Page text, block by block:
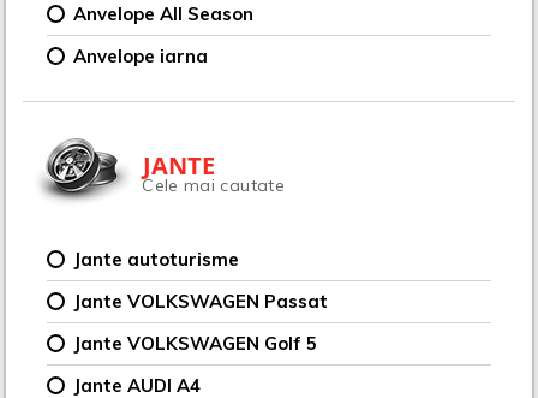
Anvelope All Season
Anvelope iarna
JANTE
Cele mai cautate
Jante autoturisme
Jante VOLKSWAGEN Passat
Jante VOLKSWAGEN Golf 5
Jante AUDI A4